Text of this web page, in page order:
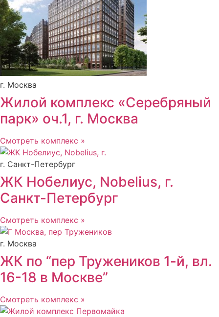
г. Москва
Жилой комплекс «Серебряный
парк» оч.1, г. Москва
Смотреть комплекс »
г. Санкт-Петербург
ЖК Нобелиус, Nobelius, г.
Санкт-Петербург
Смотреть комплекс »
г. Москва
ЖК по “пер Тружеников 1-й, вл.
16-18 в Москве”
Смотреть комплекс »